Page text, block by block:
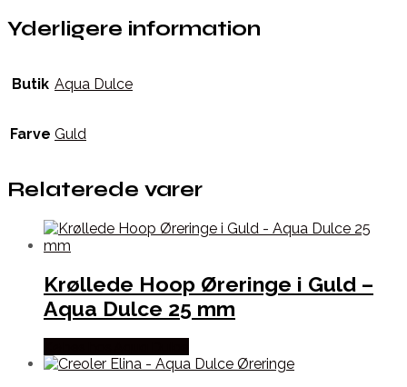
Yderligere information
Butik Aqua Dulce
Farve Guld
Relaterede varer
Krøllede Hoop Øreringe i Guld –
Aqua Dulce 25 mm